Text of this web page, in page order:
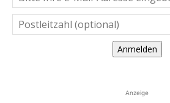
Anmelden
Anzeige